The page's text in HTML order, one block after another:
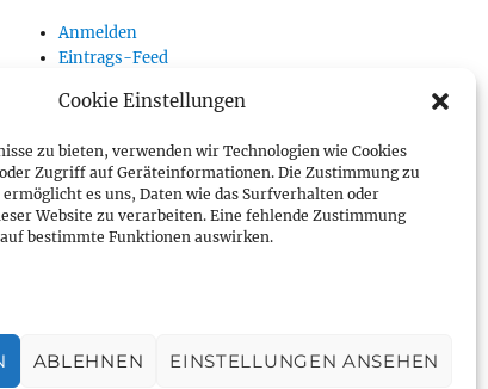
Cookie Einstellungen
zu bieten, verwenden wir Technologien wie Cookies
Zugriff auf Geräteinformationen. Die Zustimmung zu
es uns, Daten wie das Surfverhalten oder
Website zu verarbeiten. Eine fehlende Zustimmung
bestimmte Funktionen auswirken.
ABLEHNEN EINSTELLUNGEN ANSEHEN
Anmelden
Eintrags-Feed
WordPress.org